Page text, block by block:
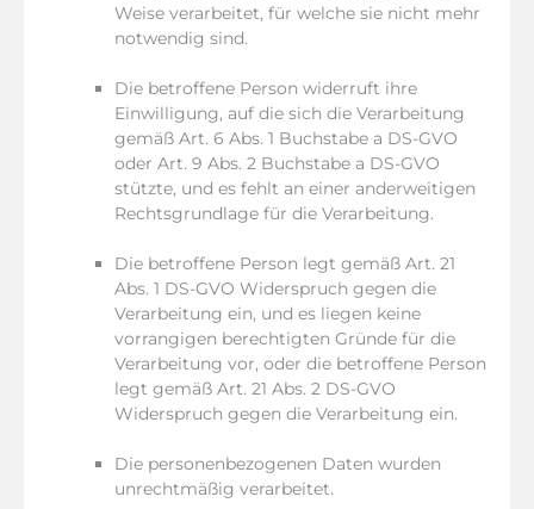
Weise verarbeitet, für welche sie nicht mehr
notwendig sind.
Die betroffene Person widerruft ihre
Einwilligung, auf die sich die Verarbeitung
gemäß Art. 6 Abs. 1 Buchstabe a DS-GVO
oder Art. 9 Abs. 2 Buchstabe a DS-GVO
stützte, und es fehlt an einer anderweitigen
Rechtsgrundlage für die Verarbeitung.
Die betroffene Person legt gemäß Art. 21
Abs. 1 DS-GVO Widerspruch gegen die
Verarbeitung ein, und es liegen keine
vorrangigen berechtigten Gründe für die
Verarbeitung vor, oder die betroffene Person
legt gemäß Art. 21 Abs. 2 DS-GVO
Widerspruch gegen die Verarbeitung ein.
Die personenbezogenen Daten wurden
unrechtmäßig verarbeitet.